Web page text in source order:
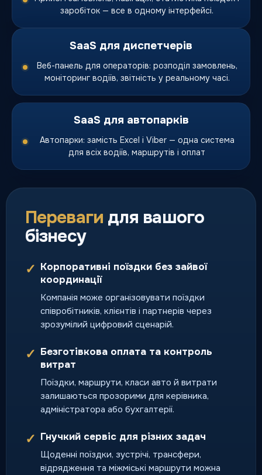
заробіток — все в одному інтерфейсі.
SaaS для диспетчерів
Веб-панель для операторів: розподіл замовлень,
моніторинг водіїв, звітність у реальному часі.
SaaS для автопарків
Автопарки: замість Excel і Viber — одна система
для всіх водіїв, маршрутів і оплат
Переваги для вашого
бізнесу
✓ Корпоративні поїздки без зайвої
координації
Компанія може організовувати поїздки
співробітників, клієнтів і партнерів через
зрозумілий цифровий сценарій.
✓ Безготівкова оплата та контроль
витрат
Поїздки, маршрути, класи авто й витрати
залишаються прозорими для керівника,
адміністратора або бухгалтерії.
✓ Гнучкий сервіс для різних задач
Щоденні поїздки, зустрічі, трансфери,
відрядження та міжміські маршрути можна